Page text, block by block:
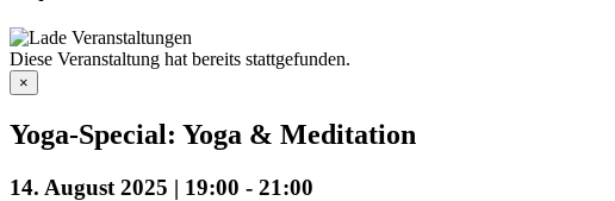
Diese Veranstaltung hat bereits stattgefunden.
×
Yoga-Special: Yoga & Meditation
14. August 2025 | 19:00 - 21:00